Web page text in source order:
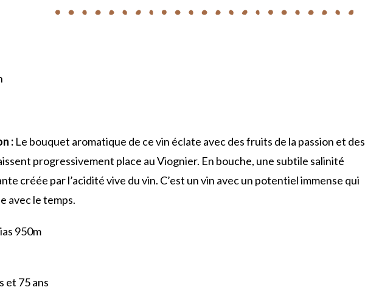
: Le bouquet aromatique de ce vin éclate avec des fruits de la passion et des
progressivement place au Viognier. En bouche, une subtile salinité
créée par l’acidité vive du vin. C’est un vin avec un potentiel immense qui
avec le temps.
950m
et 75 ans